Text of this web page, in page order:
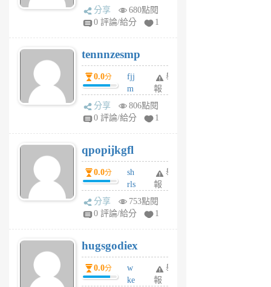
sg
sr
6
個
月
前
分享
680點閱
0 評論/給分
1
tennnzesmp
0.0分
fjj
m
w
rs
6
個
月
前
舉
報
分享
806點閱
0 評論/給分
1
qpopijkgfl
0.0分
sh
rls
k
m
6
個
月
前
舉
報
分享
753點閱
0 評論/給分
1
hugsgodiex
0.0分
w
ke
舉
報